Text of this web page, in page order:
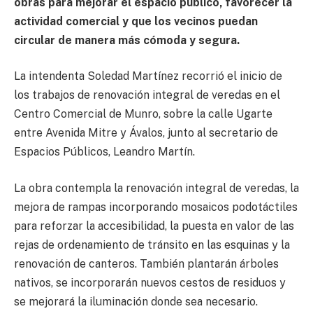
actividad comercial y que los vecinos puedan
circular de manera más cómoda y segura.
La intendenta Soledad Martínez recorrió el inicio de
los trabajos de renovación integral de veredas en el
Centro Comercial de Munro, sobre la calle Ugarte
entre Avenida Mitre y Ávalos, junto al secretario de
Espacios Públicos, Leandro Martín.
La obra contempla la renovación integral de veredas, la
mejora de rampas incorporando mosaicos podotáctiles
para reforzar la accesibilidad, la puesta en valor de las
rejas de ordenamiento de tránsito en las esquinas y la
renovación de canteros. También plantarán árboles
nativos, se incorporarán nuevos cestos de residuos y
se mejorará la iluminación donde sea necesario.